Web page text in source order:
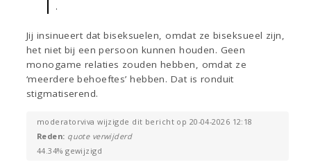
.
Jij insinueert dat biseksuelen, omdat ze biseksueel zijn,
het niet bij een persoon kunnen houden. Geen
monogame relaties zouden hebben, omdat ze
‘meerdere behoeftes’ hebben. Dat is ronduit
stigmatiserend.
moderatorviva wijzigde dit bericht op 20-04-2026 12:18
Reden: quote verwijderd
44.34% gewijzigd